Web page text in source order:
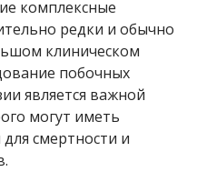
комплексные
редки и обычно
клиническом
побочных
является важной
могут иметь
смертности и